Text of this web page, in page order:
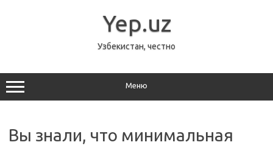
Yep.uz
Узбекистан, честно
Меню
Вы знали, что минимальная